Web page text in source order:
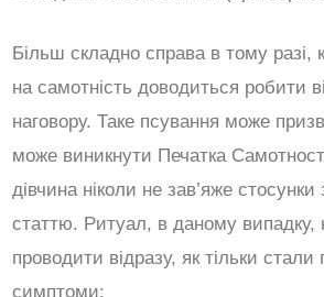
Більш складно справа в тому разі,
на самотність доводиться робити
наговору. Таке псування може
може виникнути Печатка
дівчина ніколи не зав’яже
статтю. Ритуал, в даному випадку,
проводити відразу, як тільки стали
симптоми: